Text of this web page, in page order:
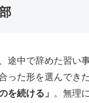
途中で辞めた習い
った形を選んでき
を続ける」 。無理